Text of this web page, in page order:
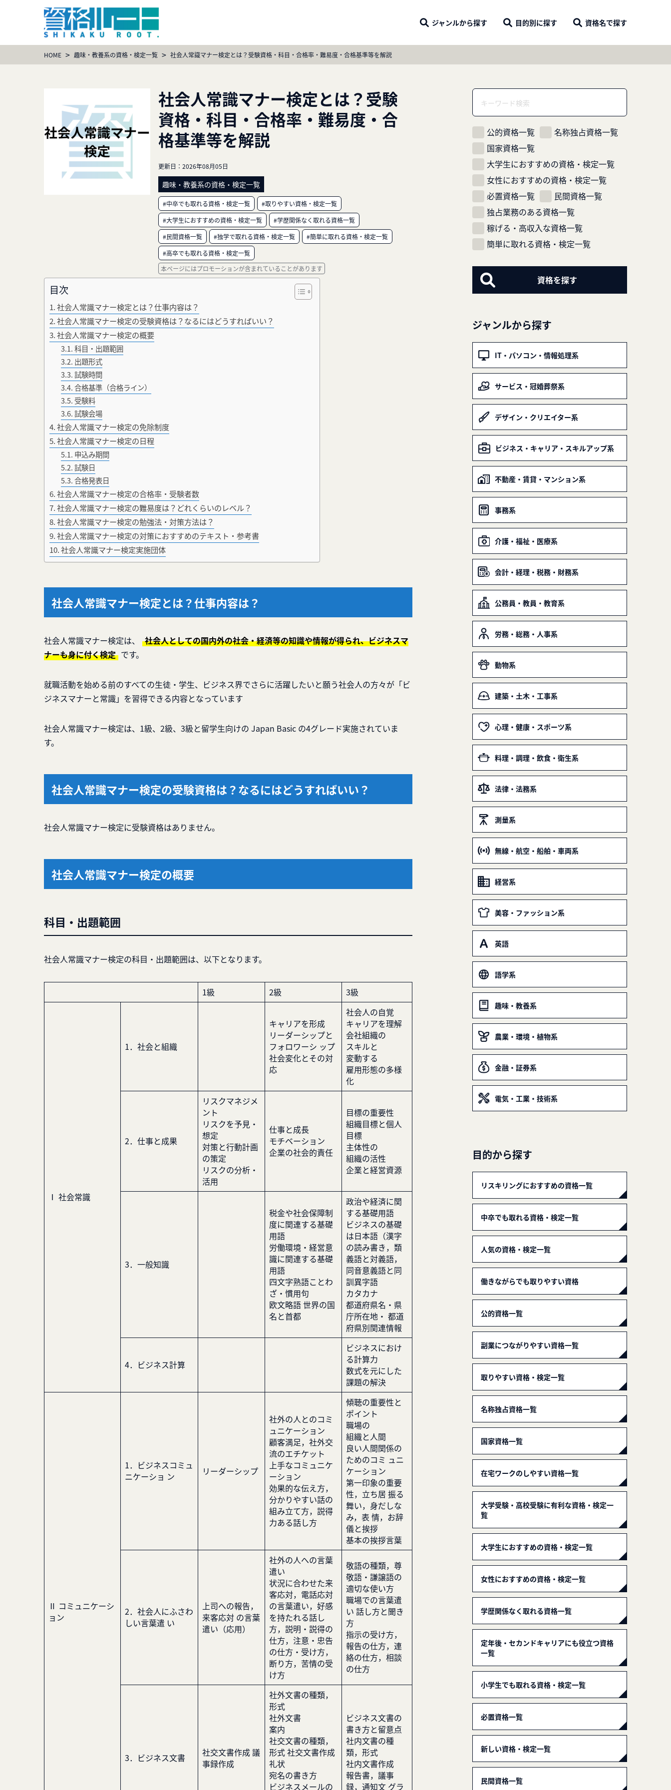
ジャンルから探す 目的別に探す 資格名で探す
HOME > 趣味・教養系の資格・検定一覧 > 社会人常識マナー検定とは？受験資格・科目・合格率・難易度・合格基準等を解説
社会人常識マナー検定とは？受験
資格・科目・合格率・難易度・合
格基準等を解説
更新日：2026年08月05日
趣味・教養系の資格・検定一覧
#中卒でも取れる資格・検定一覧
#取りやすい資格・検定一覧
#大学生におすすめの資格・検定一覧
#学歴関係なく取れる資格一覧
#民間資格一覧
#独学で取れる資格・検定一覧
#簡単に取れる資格・検定一覧
#高卒でも取れる資格・検定一覧
本ページにはプロモーションが含まれていることがあります
目次
社会人常識マナー検定とは？仕事内容は？
社会人常識マナー検定の受験資格は？なるにはどうすればいい？
社会人常識マナー検定の概要
科目・出題範囲
出題形式
試験時間
合格基準（合格ライン）
受験料
試験会場
社会人常識マナー検定の免除制度
社会人常識マナー検定の日程
申込み期間
試験日
合格発表日
社会人常識マナー検定の合格率・受験者数
社会人常識マナー検定の難易度は？どれくらいのレベル？
社会人常識マナー検定の勉強法・対策方法は？
社会人常識マナー検定の対策におすすめのテキスト・参考書
社会人常識マナー検定実施団体
社会人常識マナー検定とは？仕事内容は？
社会人常識マナー検定は、
社会人としての国内外の社会・経済等の知識や情報が得られ、ビジネスマ
ナーも身に付く検定 です。
就職活動を始める前のすべての生徒・学生、ビジネス界でさらに活躍したいと願う社会人の方々が「ビ
ジネスマナーと常識」を習得できる内容となっています
社会人常識マナー検定は、1級、2級、3級と留学生向けの Japan Basic の4グレード実施されていま
す。
社会人常識マナー検定の受験資格は？なるにはどうすればいい？
社会人常識マナー検定に受験資格はありません。
社会人常識マナー検定の概要
科目・出題範囲
社会人常識マナー検定の科目・出題範囲は、以下となります。
1級 2級 3級
Ⅰ 社会常識
1．社会と組織
キャリアを形成
リーダーシップと
フォロワーシ ップ
社会変化とその対
応
社会人の自覚
キャリアを理解
会社組織の
スキルと
変動する
雇用形態の多様
化
2．仕事と成果
リスクマネジメ
ント
リスクを予見・
想定
対策と行動計画
の策定
リスクの分析・
活用
仕事と成長
モチベーション
企業の社会的責任
目標の重要性
組織目標と個人
目標
主体性の
組織の活性
企業と経営資源
3．一般知識
税金や社会保障制
度に関連する基礎
用語
労働環境・経営意
識に関連する基礎
用語
四文字熟語ことわ
ざ・慣用句
欧文略語 世界の国
名と首都
政治や経済に関
する基礎用語
ビジネスの基礎
は日本語（漢字
の読み書き，類
義語と対義語，
同音意義語と同
訓異字語
カタカナ
都道府県名・県
庁所在地・ 都道
府県別関連情報
4．ビジネス計算
ビジネスにおけ
る計算力
数式を元にした
課題の解決
Ⅱ コミュニケーシ
ョン
1．ビジネスコミュ
ニケーショ ン
リーダーシップ
社外の人とのコミ
ュニケーション
顧客満足，社外交
流のエチケット
上手なコミュニケ
ーション
効果的な伝え方，
分かりやすい話の
組み立て方，説得
力ある話し方
傾聴の重要性と
ポイント
職場の
組織と人間
良い人間関係の
ためのコミ ュニ
ケーション
第一印象の重要
性，立ち居 振る
舞い，身だしな
み，表 情，お辞
儀と挨拶
基本の挨拶言葉
2．社会人にふさわ
しい言葉遣 い
上司への報告，
来客応対 の言葉
遣い（応用）
社外の人への言葉
遣い
状況に合わせた来
客応対，電話応対
の言葉遣い，好感
を持たれる話し
方，説明・説得の
仕方，注意・忠告
の仕方・受け方，
断り方，苦情の受
け方
敬語の種類，尊
敬語・謙譲語の
適切な使い方
職場での言葉遣
い 話し方と聞き
方
指示の受け方，
報告の仕方，連
絡の仕方，相談
の仕方
3．ビジネス文書
社交文書作成 議
事録作成
社外文書の種類，
形式
社外文書
案内
社交文書の種類，
形式 社交文書作成
礼状
宛名の書き方
ビジネスメールの
ビジネス文書の
書き方と留意点
社内文書の種
類，形式
社内文書作成
報告書，議事
録，通知文 グラ
公的資格一覧
名称独占資格一覧
国家資格一覧
大学生におすすめの資格・検定一覧
女性におすすめの資格・検定一覧
必置資格一覧
民間資格一覧
独占業務のある資格一覧
稼げる・高収入な資格一覧
簡単に取れる資格・検定一覧
ジャンルから探す
IT・パソコン・情報処理系
サービス・冠婚葬祭系
デザイン・クリエイター系
ビジネス・キャリア・スキルアップ系
不動産・賃貸・マンション系
事務系
介護・福祉・医療系
会計・経理・税務・財務系
公務員・教員・教育系
労務・総務・人事系
動物系
建築・土木・工事系
心理・健康・スポーツ系
料理・調理・飲食・衛生系
法律・法務系
測量系
無線・航空・船舶・車両系
経営系
美容・ファッション系
英語
語学系
趣味・教養系
農業・環境・植物系
金融・証券系
電気・工業・技術系
目的から探す
リスキリングにおすすめの資格一覧
中卒でも取れる資格・検定一覧
人気の資格・検定一覧
働きながらでも取りやすい資格
公的資格一覧
副業につながりやすい資格一覧
取りやすい資格・検定一覧
名称独占資格一覧
国家資格一覧
在宅ワークのしやすい資格一覧
大学受験・高校受験に有利な資格・検定一
覧
大学生におすすめの資格・検定一覧
女性におすすめの資格・検定一覧
学歴関係なく取れる資格一覧
定年後・セカンドキャリアにも役立つ資格
一覧
小学生でも取れる資格・検定一覧
必置資格一覧
新しい資格・検定一覧
民間資格一覧